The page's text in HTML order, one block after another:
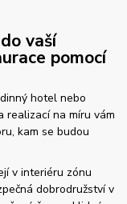
vaší
pomocí
hotel nebo
realizací na míru vám
kam se budou
v interiéru zónu
dobrodružství v